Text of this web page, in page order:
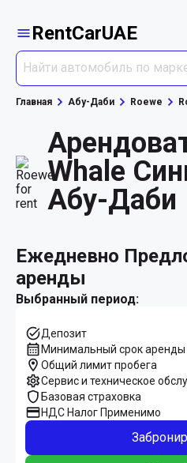
RentCarUAE
Главная Абу-Даби Roewe
Whale
Абу-Даби
ежедневно Предложение
аренды
Выбранный период:
Депозит
Минимальный срок аренды
Общий лимит пробега
Сервис и техническое
Базовая страховка
НДС Налог Применимо